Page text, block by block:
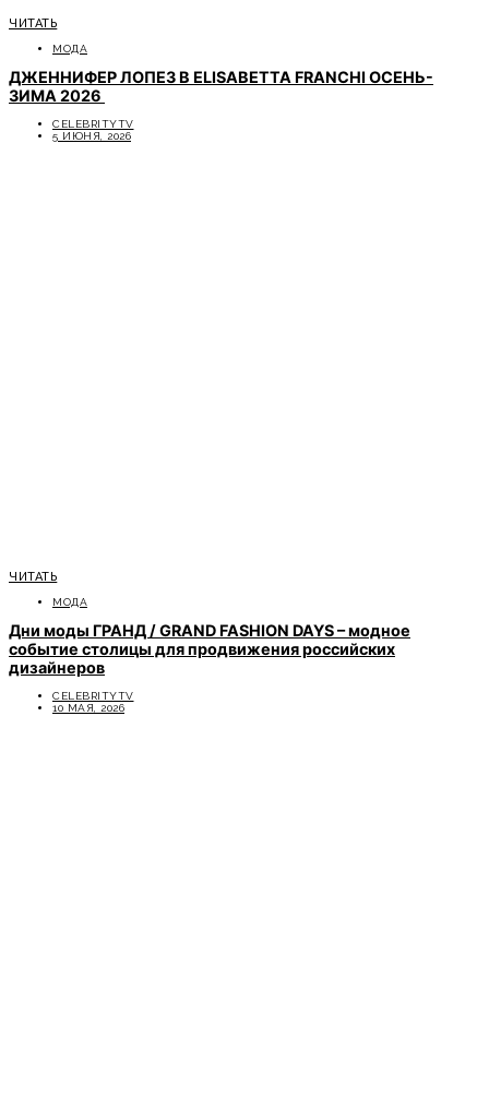
ЧИТАТЬ
МОДА
ДЖЕННИФЕР ЛОПЕЗ В ELISABETTA FRANCHI ОСЕНЬ-
ЗИМА 2026
CELEBRITYTV
5 ИЮНЯ, 2026
ЧИТАТЬ
МОДА
Дни моды ГРАНД / GRAND FASHION DAYS – модное
событие столицы для продвижения российских
дизайнеров
CELEBRITYTV
10 МАЯ, 2026